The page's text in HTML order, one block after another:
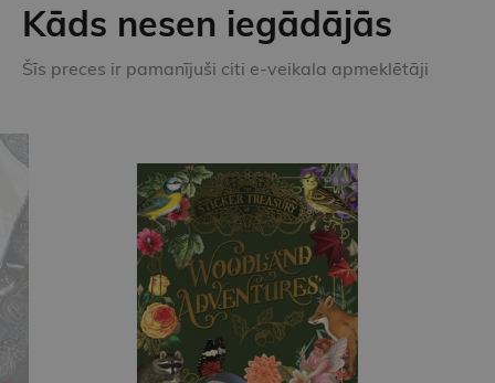
Kāds nesen iegādājās
Šīs preces ir pamanījuši citi e-veikala apmeklētāji